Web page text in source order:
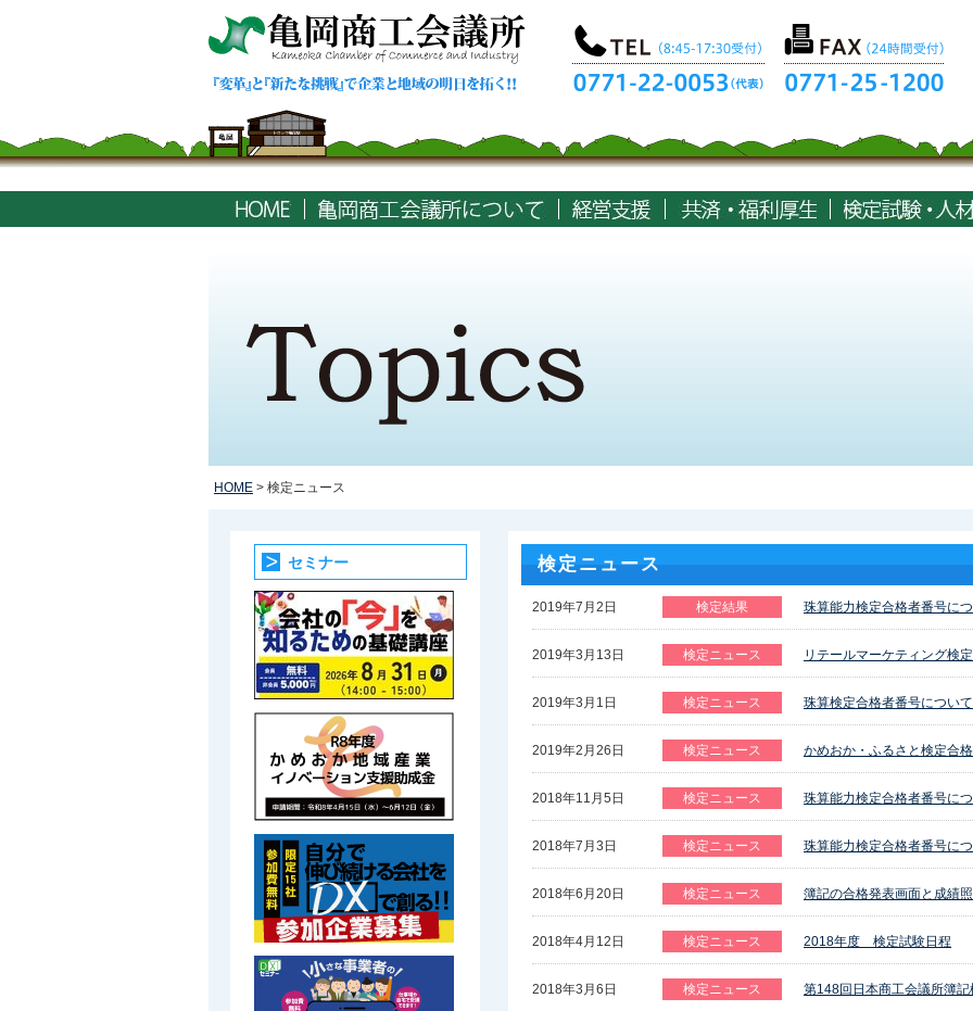
HOME > 検定ニュース
検定ニュース
2019年7月2日 検定結果 珠算能力検定合格者番号に
2019年3月13日 検定ニュース リテールマーケティング検
2019年3月1日 検定ニュース 珠算検定合格者番号について
2019年2月26日 検定ニュース かめおか・ふるさと検定合
2018年11月5日 検定ニュース 珠算能力検定合格者番号に
2018年7月3日 検定ニュース 珠算能力検定合格者番号に
2018年6月20日 検定ニュース 簿記の合格発表画面と成績
2018年4月12日 検定ニュース 2018年度 検定試験日程
2018年3月6日 検定ニュース 第148回日本商工会議所簿
セミナー